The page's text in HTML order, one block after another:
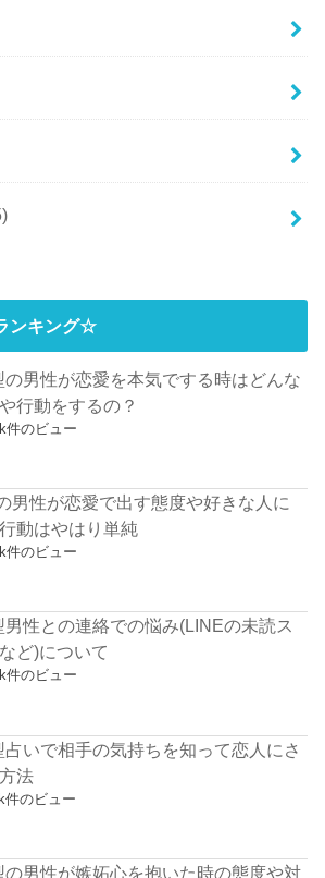
ンキング☆
の男性が恋愛を本気でする時はどんな
行動をするの？
件のビュー
男性が恋愛で出す態度や好きな人に
動はやはり単純
件のビュー
男性との連絡での悩み(LINEの未読ス
ど)について
件のビュー
占いで相手の気持ちを知って恋人にさ
法
件のビュー
の男性が嫉妬心を抱いた時の態度や対